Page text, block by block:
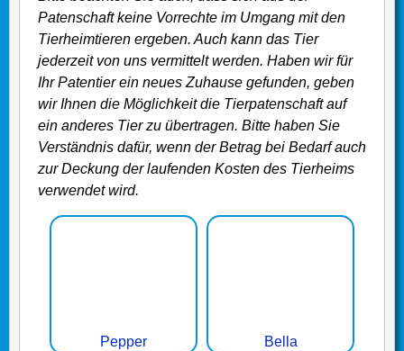
Patenschaft keine Vorrechte im Umgang mit den
Tierheimtieren ergeben. Auch kann das Tier
jederzeit von uns vermittelt werden. Haben wir für
Ihr Patentier ein neues Zuhause gefunden, geben
wir Ihnen die Möglichkeit die Tierpatenschaft auf
ein anderes Tier zu übertragen. Bitte haben Sie
Verständnis dafür, wenn der Betrag bei Bedarf auch
zur Deckung der laufenden Kosten des Tierheims
verwendet wird.
Pepper Bella